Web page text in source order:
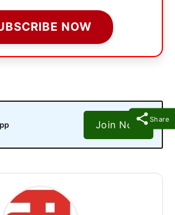
Share
NOW
Join Now